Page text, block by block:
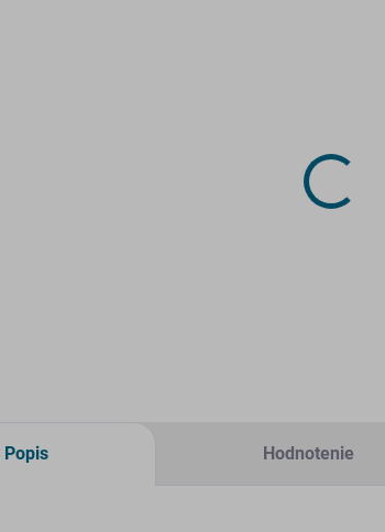
Popis Hodnotenie